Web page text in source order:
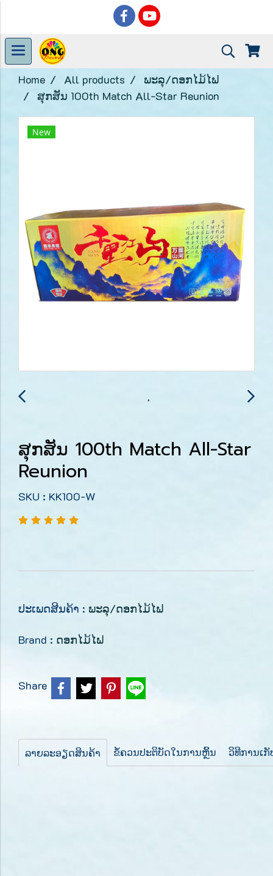
Home All products
ພະລຸ/ດອກໄມ້ໄຟ
ສຸກສັນ 100th Match All-Star Reunion
New
ສຸກສັນ 100th Match All-Star
Reunion
SKU : KK100-W
ປະເພດສີນຄ້າ : ພະລຸ/ດອກໄມ້ໄຟ
Brand : ດອກໄມ້ໄຟ
Share
ລາຍລະອຽດສິນຄ້າ ຂໍ້ຄວນປະຕິບັດໃນການຫຼິ້ນ ວິທີການເ